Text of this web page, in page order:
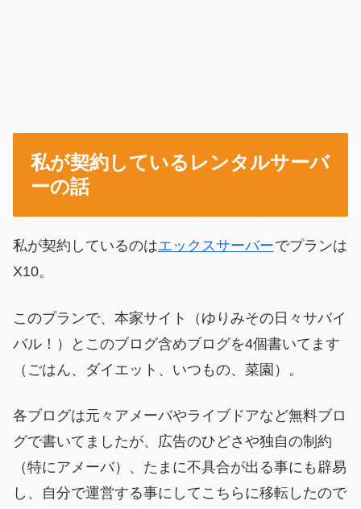
私が契約しているレンタルサーバ
ーの話
私が契約しているのはエックスサーバーでプランは
X10。
このプランで、本家サイト（ゆりみその日々サバイ
バル！）とこのブログ含めブログを4個書いてます
（ごはん、ダイエット、いつもの、菜園）。
各ブログは元々アメーバやライブドアなど無料ブロ
グで書いてましたが、広告のひどさや独自の制約
（特にアメーバ）、たまに不具合が出る事にも辟易
し、自分で運営する事にしてこちらに移転したので